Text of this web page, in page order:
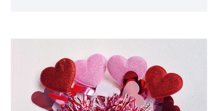
を保証します。 季節の魅力: 2023 年秋にリリース
され、ホリデー ギフトや季節のプロモーションに
最適です。